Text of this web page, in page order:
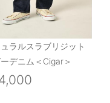
ラルスラブリジット
デニム＜Cigar＞